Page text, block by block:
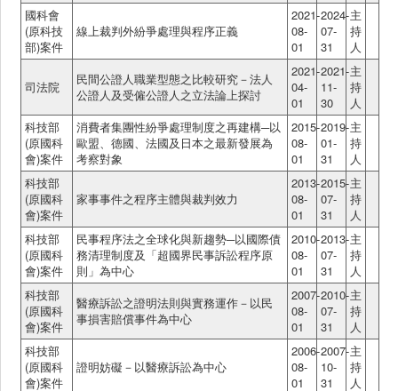
國科會
(原科技
部)案件
線上裁判外紛爭處理與程序正義
2021-
08-
01
2024-
07-
31
主
持
人
司法院
民間公證人職業型態之比較研究－法人
公證人及受僱公證人之立法論上探討
2021-
04-
01
2021-
11-
30
主
持
人
科技部
(原國科
會)案件
消費者集團性紛爭處理制度之再建構─以
歐盟、德國、法國及日本之最新發展為
考察對象
2015-
08-
01
2019-
01-
31
主
持
人
科技部
(原國科
會)案件
家事事件之程序主體與裁判效力
2013-
08-
01
2015-
07-
31
主
持
人
科技部
(原國科
會)案件
民事程序法之全球化與新趨勢─以國際債
務清理制度及「超國界民事訴訟程序原
則」為中心
2010-
08-
01
2013-
07-
31
主
持
人
科技部
(原國科
會)案件
醫療訴訟之證明法則與實務運作－以民
事損害賠償事件為中心
2007-
08-
01
2010-
07-
31
主
持
人
科技部
(原國科
會)案件
證明妨礙－以醫療訴訟為中心
2006-
08-
01
2007-
10-
31
主
持
人